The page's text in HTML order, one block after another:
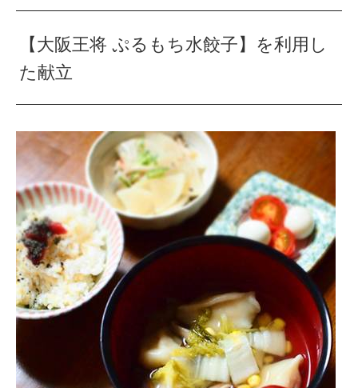
【大阪王将 ぷるもち水餃子】を利用し
た献立